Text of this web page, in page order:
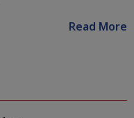
Read More